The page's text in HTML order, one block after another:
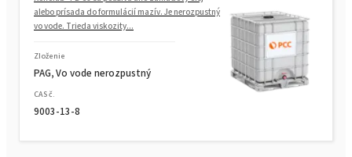
alebo prísada do formulácií mazív. Je nerozpustný
vo vode. Trieda viskozity...
Zloženie
PAG, Vo vode nerozpustný
CAS č.
9003-13-8